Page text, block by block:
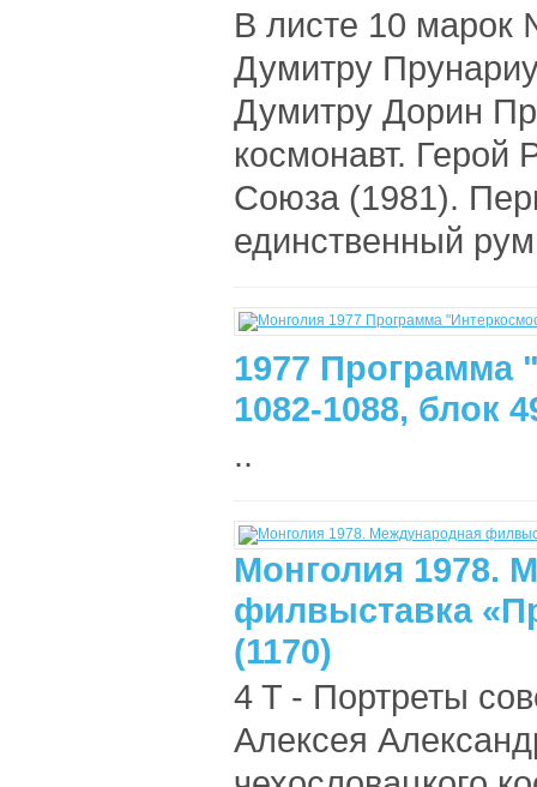
В листе 10
Думитру
Думитру Дорин
космонавт. Герой
Союза (1981).
единственный
1977 Программа
1082-1088, блок
..
Монголия 1978.
филвыставка
(1170)
4 T - Портреты
Алексея